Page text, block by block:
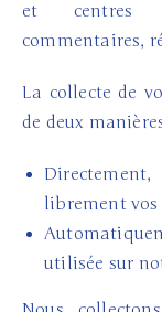
et centres
commentaires,
La collecte de
de deux
librement vos
utilisée sur